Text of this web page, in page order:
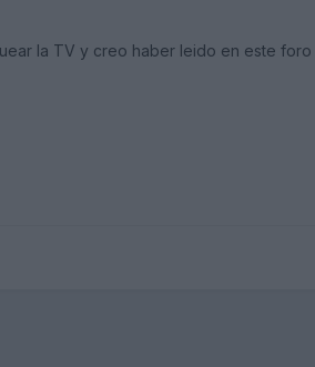
la TV y creo haber leido en este